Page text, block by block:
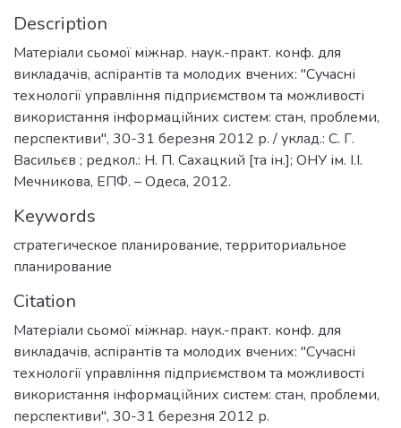
Description
Матеріали сьомої міжнар. наук.-практ. конф. для
викладачів, аспірантів та молодих вчених: "Сучасні
технології управління підприємством та можливості
використання інформаційних систем: стан, проблеми,
перспективи", 30-31 березня 2012 р. / уклад.: С. Г.
Васильєв ; редкол.: Н. П. Сахацкий [та ін.]; ОНУ ім. І.І.
Мечникова, ЕПФ. – Одеса, 2012.
Keywords
стратегическое планирование, территориальное
планирование
Citation
Матеріали сьомої міжнар. наук.-практ. конф. для
викладачів, аспірантів та молодих вчених: "Сучасні
технології управління підприємством та можливості
використання інформаційних систем: стан, проблеми,
перспективи", 30-31 березня 2012 р.